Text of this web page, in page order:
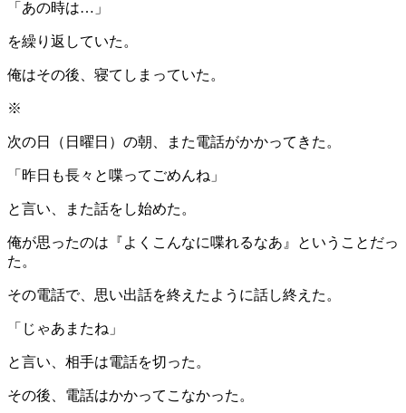
「あの時は…」
を繰り返していた。
俺はその後、寝てしまっていた。
※
次の日（日曜日）の朝、また電話がかかってきた。
「昨日も長々と喋ってごめんね」
と言い、また話をし始めた。
俺が思ったのは『よくこんなに喋れるなあ』ということだっ
た。
その電話で、思い出話を終えたように話し終えた。
「じゃあまたね」
と言い、相手は電話を切った。
その後、電話はかかってこなかった。